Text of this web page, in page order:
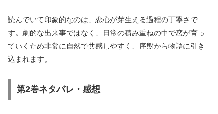
読んでいて印象的なのは、恋心が芽生える過程の丁寧さで
す。劇的な出来事ではなく、日常の積み重ねの中で恋が育っ
ていくため非常に自然で共感しやすく、序盤から物語に引き
込まれます。
第2巻ネタバレ・感想